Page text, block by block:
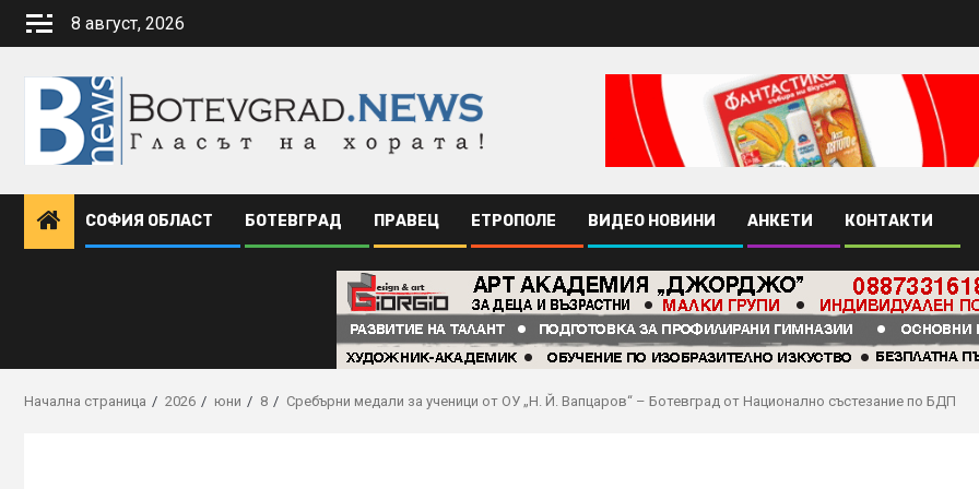
Skip
8 август, 2026
СОФИЯ ОБЛАСТ БОТЕВГРАД ПРАВЕЦ ЕТРОПОЛЕ ВИДЕО НОВИНИ АНКЕТИ КОНТАКТИ
Начална страница 2026 юни 8 Сребърни медали за ученици от ОУ „Н. Й. Вапцаров“ – Ботевград от Национално състезание по БДП